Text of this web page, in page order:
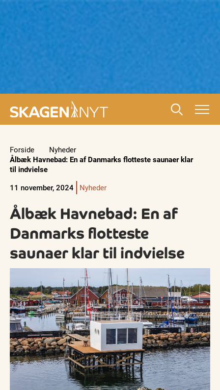
Forside
Nyheder
Ålbæk Havnebad: En af Danmarks flotteste saunaer klar
til indvielse
11 november, 2024
Nyheder
Ålbæk Havnebad: En af
Danmarks flotteste
saunaer klar til indvielse